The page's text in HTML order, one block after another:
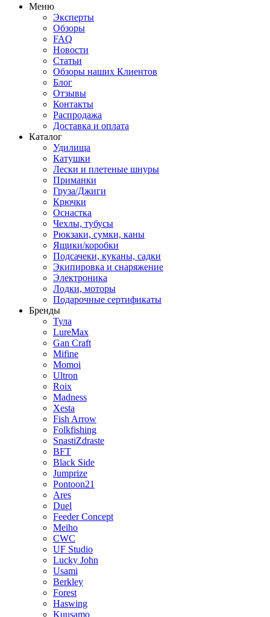
Меню
Эксперты
Обзоры
FAQ
Новости
Статьи
Обзоры наших Клиентов
Блог
Отзывы
Контакты
Распродажа
Доставка и оплата
Каталог
Удилища
Катушки
Лески и плетеные шнуры
Приманки
Груза/Джиги
Крючки
Оснастка
Чехлы, тубусы
Рюкзаки, сумки, каны
Ящики/коробки
Подсачеки, куканы, садки
Экипировка и снаряжение
Электроника
Лодки, моторы
Подарочные сертификаты
Бренды
Тула
LureMax
Gan Craft
Mifine
Momoi
Ultron
Roix
Madness
Xesta
Fish Arrow
Folkfishing
SnastiZdraste
BFT
Black Side
Jumprize
Pontoon21
Ares
Duel
Feeder Concept
Meiho
CWC
UF Studio
Lucky John
Usami
Berkley
Forest
Haswing
Kuusamo